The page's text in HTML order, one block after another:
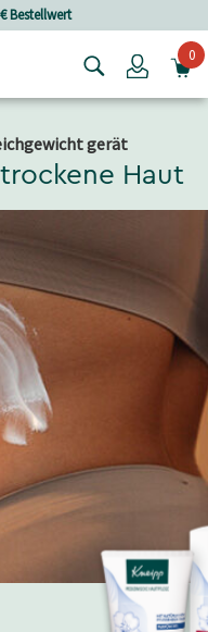
Bestellwert
Login0
gerät
Haut